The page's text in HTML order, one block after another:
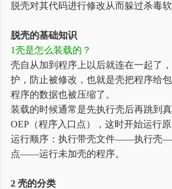
脱壳对其代码进行修改从而躲过杀毒软
脱壳的基础知识
1壳是怎么装载的？
壳自从加到程序上以后就连在一起了
护，防止被修改，也就是壳把程序给
程序的数据也被压缩了。
装载的时候通常是先执行壳后再跳到
OEP（程序入口点），这时开始运行原
运行顺序：执行带壳文件——执行壳
点——运行未加壳的程序。
2 壳的分类